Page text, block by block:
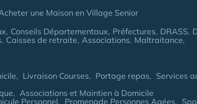
une Maison en Village Senior
Conseils Départementaux Préfectures DRASS
Caisses de retraite Associations Maltraitance
Livraison Courses Portage repas
Services
Associations et Maintien à Domicile
Personnel Promenade Personnes Agées